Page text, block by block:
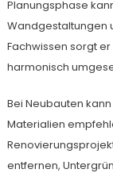
Planungsphase
Wandgestaltungen
Fachwissen sorgt
harmonisch
Bei Neubauten
Materialien
entfernen,